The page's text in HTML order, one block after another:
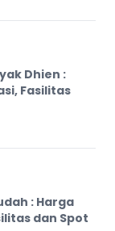
Dhien :
Fasilitas
: Harga
dan Spot